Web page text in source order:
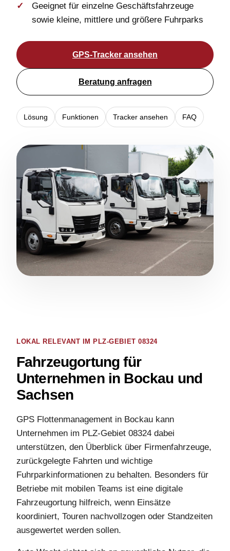
Geeignet für einzelne Geschäftsfahrzeuge
sowie kleine, mittlere und größere Fuhrparks
GPS-Tracker ansehen
Beratung anfragen
Lösung Funktionen Tracker ansehen FAQ
LOKAL RELEVANT IM PLZ-GEBIET 08324
Fahrzeugortung für
Unternehmen in Bockau und
Sachsen
GPS Flottenmanagement in Bockau kann
Unternehmen im PLZ-Gebiet 08324 dabei
unterstützen, den Überblick über Firmenfahrzeuge,
zurückgelegte Fahrten und wichtige
Fuhrparkinformationen zu behalten. Besonders für
Betriebe mit mobilen Teams ist eine digitale
Fahrzeugortung hilfreich, wenn Einsätze
koordiniert, Touren nachvollzogen oder Standzeiten
ausgewertet werden sollen.